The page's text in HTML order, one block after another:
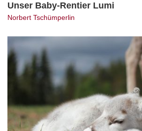
Unser Baby-Rentier Lumi
Norbert Tschümperlin